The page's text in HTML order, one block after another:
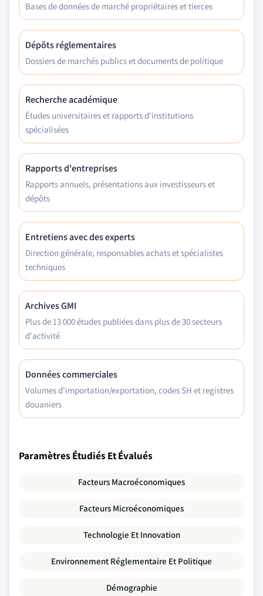
Bases de données de marché propriétaires et tierces
Dépôts réglementaires
Dossiers de marchés publics et documents de politique
Recherche académique
Études universitaires et rapports d'institutions
spécialisées
Rapports d'entreprises
Rapports annuels, présentations aux investisseurs et
dépôts
Entretiens avec des experts
Direction générale, responsables achats et spécialistes
techniques
Archives GMI
Plus de 13 000 études publiées dans plus de 30 secteurs
d'activité
Données commerciales
Volumes d'importation/exportation, codes SH et registres
douaniers
Paramètres Étudiés Et Évalués
Facteurs Macroéconomiques
Facteurs Microéconomiques
Technologie Et Innovation
Environnement Réglementaire Et Politique
Démographie